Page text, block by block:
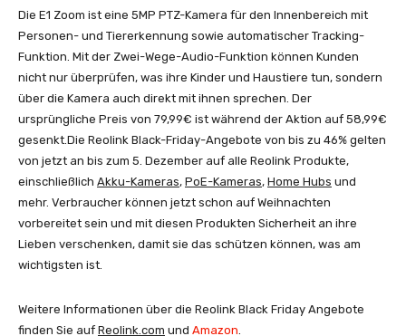
Die E1 Zoom ist eine 5MP PTZ-Kamera für den Innenbereich mit
Personen- und Tiererkennung sowie automatischer Tracking-
Funktion. Mit der Zwei-Wege-Audio-Funktion können Kunden
nicht nur überprüfen, was ihre Kinder und Haustiere tun, sondern
über die Kamera auch direkt mit ihnen sprechen. Der
ursprüngliche Preis von 79,99€ ist während der Aktion auf 58,99€
gesenkt.Die Reolink Black-Friday-Angebote von bis zu 46% gelten
von jetzt an bis zum 5. Dezember auf alle Reolink Produkte,
einschließlich Akku-Kameras, PoE-Kameras, Home Hubs und
mehr. Verbraucher können jetzt schon auf Weihnachten
vorbereitet sein und mit diesen Produkten Sicherheit an ihre
Lieben verschenken, damit sie das schützen können, was am
wichtigsten ist.
Weitere Informationen über die Reolink Black Friday Angebote
finden Sie auf Reolink.com und Amazon.